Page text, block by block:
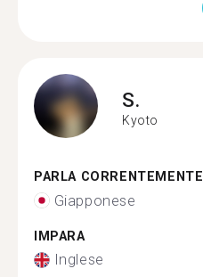
S.
Kyoto
PARLA CORRENTEMENTE
Giapponese
IMPARA
Inglese